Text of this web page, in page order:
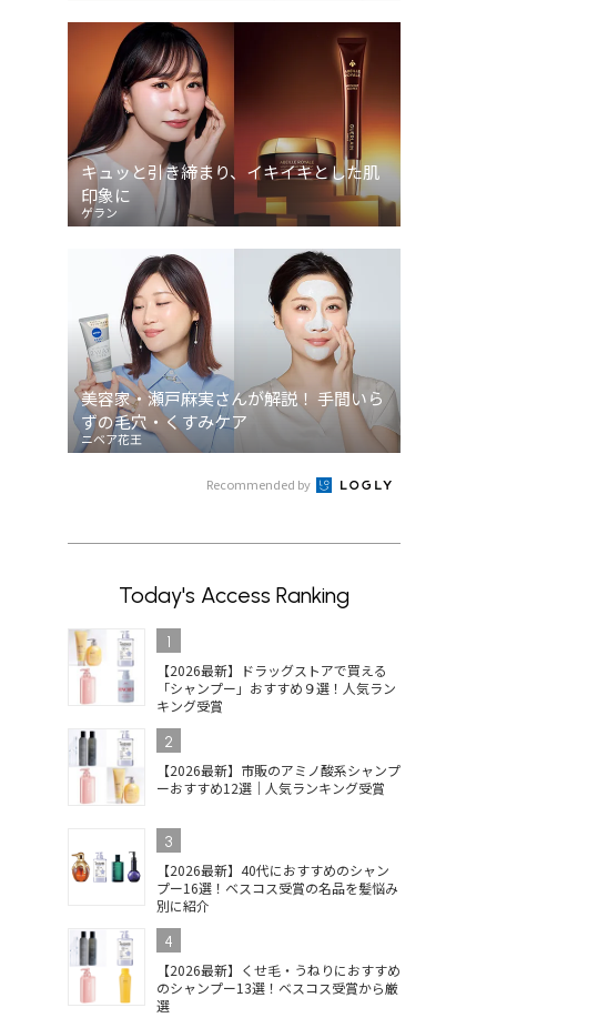
キュッと引き締まり、イキイキとした肌
印象に
ゲラン
美容家・瀬戸麻実さんが解説！ 手間いら
ずの毛穴・くすみケア
ニベア花王
Recommended by
Today's Access Ranking
1
【2026最新】ドラッグストアで買える
「シャンプー」おすすめ９選！人気ラン
キング受賞
2
【2026最新】市販のアミノ酸系シャンプ
ーおすすめ12選｜人気ランキング受賞
3
【2026最新】40代におすすめのシャン
プー16選！ベスコス受賞の名品を髪悩み
別に紹介
4
【2026最新】くせ毛・うねりにおすすめ
のシャンプー13選！ベスコス受賞から厳
選